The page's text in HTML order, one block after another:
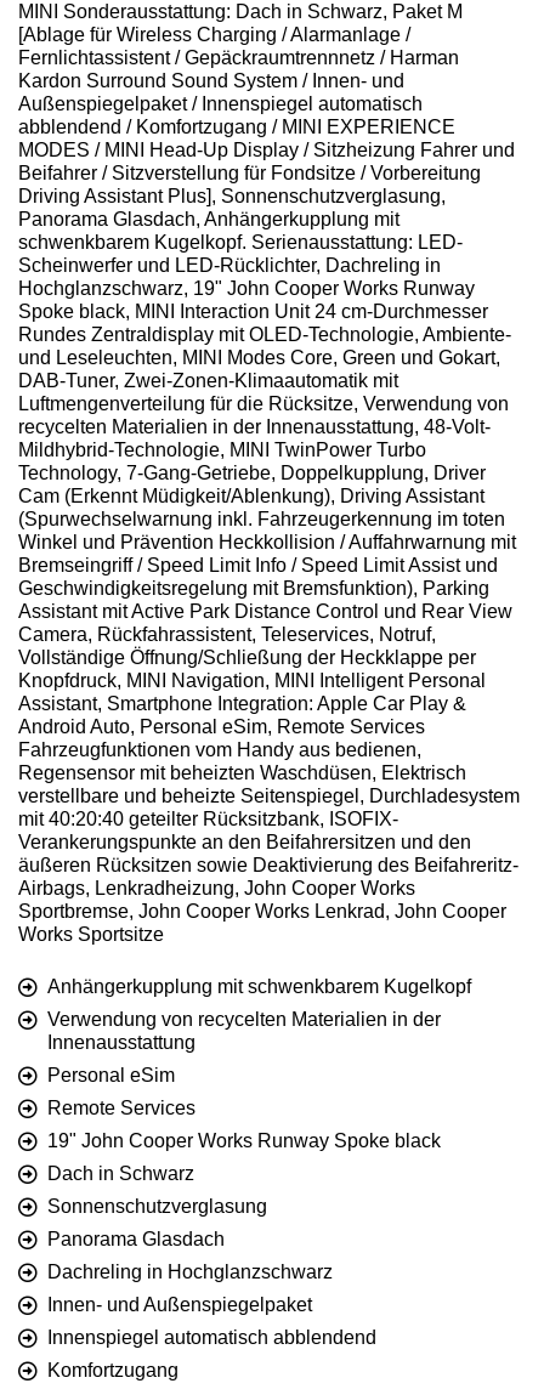
MINI Sonderausstattung: Dach in Schwarz, Paket M
[Ablage für Wireless Charging / Alarmanlage /
Fernlichtassistent / Gepäckraumtrennnetz / Harman
Kardon Surround Sound System / Innen- und
Außenspiegelpaket / Innenspiegel automatisch
abblendend / Komfortzugang / MINI EXPERIENCE
MODES / MINI Head-Up Display / Sitzheizung Fahrer und
Beifahrer / Sitzverstellung für Fondsitze / Vorbereitung
Driving Assistant Plus], Sonnenschutzverglasung,
Panorama Glasdach, Anhängerkupplung mit
schwenkbarem Kugelkopf. Serienausstattung: LED-
Scheinwerfer und LED-Rücklichter, Dachreling in
Hochglanzschwarz, 19" John Cooper Works Runway
Spoke black, MINI Interaction Unit 24 cm-Durchmesser
Rundes Zentraldisplay mit OLED-Technologie, Ambiente-
und Leseleuchten, MINI Modes Core, Green und Gokart,
DAB-Tuner, Zwei-Zonen-Klimaautomatik mit
Luftmengenverteilung für die Rücksitze, Verwendung von
recycelten Materialien in der Innenausstattung, 48-Volt-
Mildhybrid-Technologie, MINI TwinPower Turbo
Technology, 7-Gang-Getriebe, Doppelkupplung, Driver
Cam (Erkennt Müdigkeit/Ablenkung), Driving Assistant
(Spurwechselwarnung inkl. Fahrzeugerkennung im toten
Winkel und Prävention Heckkollision / Auffahrwarnung mit
Bremseingriff / Speed Limit Info / Speed Limit Assist und
Geschwindigkeitsregelung mit Bremsfunktion), Parking
Assistant mit Active Park Distance Control und Rear View
Camera, Rückfahrassistent, Teleservices, Notruf,
Vollständige Öffnung/Schließung der Heckklappe per
Knopfdruck, MINI Navigation, MINI Intelligent Personal
Assistant, Smartphone Integration: Apple Car Play &
Android Auto, Personal eSim, Remote Services
Fahrzeugfunktionen vom Handy aus bedienen,
Regensensor mit beheizten Waschdüsen, Elektrisch
verstellbare und beheizte Seitenspiegel, Durchladesystem
mit 40:20:40 geteilter Rücksitzbank, ISOFIX-
Verankerungspunkte an den Beifahrersitzen und den
äußeren Rücksitzen sowie Deaktivierung des Beifahreritz-
Airbags, Lenkradheizung, John Cooper Works
Sportbremse, John Cooper Works Lenkrad, John Cooper
Works Sportsitze
Anhängerkupplung mit schwenkbarem Kugelkopf
Verwendung von recycelten Materialien in der
Innenausstattung
Personal eSim
Remote Services
19" John Cooper Works Runway Spoke black
Dach in Schwarz
Sonnenschutzverglasung
Panorama Glasdach
Dachreling in Hochglanzschwarz
Innen- und Außenspiegelpaket
Innenspiegel automatisch abblendend
Komfortzugang